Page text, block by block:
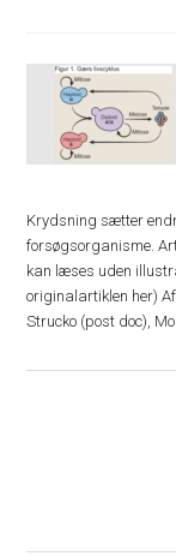
Krydsning sætter
forsøgsorganisme.
kan læses uden
originalartiklen her)
Strucko (post doc),